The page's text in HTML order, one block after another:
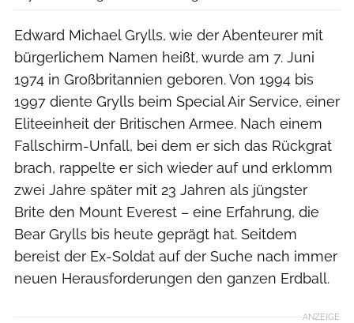
Edward Michael Grylls, wie der Abenteurer mit
bürgerlichem Namen heißt, wurde am 7. Juni
1974 in Großbritannien geboren. Von 1994 bis
1997 diente Grylls beim Special Air Service, einer
Eliteeinheit der Britischen Armee. Nach einem
Fallschirm-Unfall, bei dem er sich das Rückgrat
brach, rappelte er sich wieder auf und erklomm
zwei Jahre später mit 23 Jahren als jüngster
Brite den Mount Everest – eine Erfahrung, die
Bear Grylls bis heute geprägt hat. Seitdem
bereist der Ex-Soldat auf der Suche nach immer
neuen Herausforderungen den ganzen Erdball.
ANZEIGE